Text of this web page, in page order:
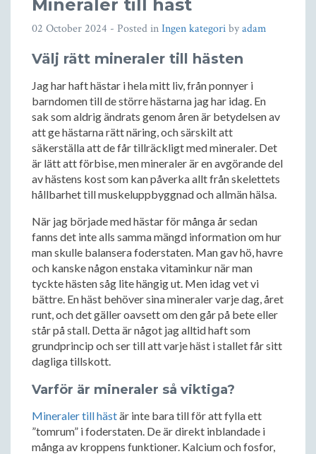
Mineraler till häst
02 October 2024 - Posted inIngen kategoribyadam
Välj rätt mineraler till hästen
Jag har haft hästar i hela mitt liv, från ponnyer i
barndomen till de större hästarna jag har idag. En
sak som aldrig ändrats genom åren är betydelsen av
att ge hästarna rätt näring, och särskilt att
säkerställa att de får tillräckligt med mineraler. Det
är lätt att förbise, men mineraler är en avgörande del
av hästens kost som kan påverka allt från skelettets
hållbarhet till muskeluppbyggnad och allmän hälsa.
När jag började med hästar för många år sedan
fanns det inte alls samma mängd information om hur
man skulle balansera foderstaten. Man gav hö, havre
och kanske någon enstaka vitaminkur när man
tyckte hästen såg lite hängig ut. Men idag vet vi
bättre. En häst behöver sina mineraler varje dag, året
runt, och det gäller oavsett om den går på bete eller
står på stall. Detta är något jag alltid haft som
grundprincip och ser till att varje häst i stallet får sitt
dagliga tillskott.
Varför är mineraler så viktiga?
Mineraler till hästär inte bara till för att fylla ett
”tomrum” i foderstaten. De är direkt inblandade i
många av kroppens funktioner. Kalcium och fosfor,